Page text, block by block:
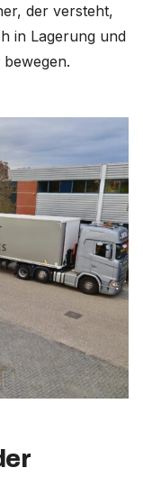
der versteht,
in Lagerung und